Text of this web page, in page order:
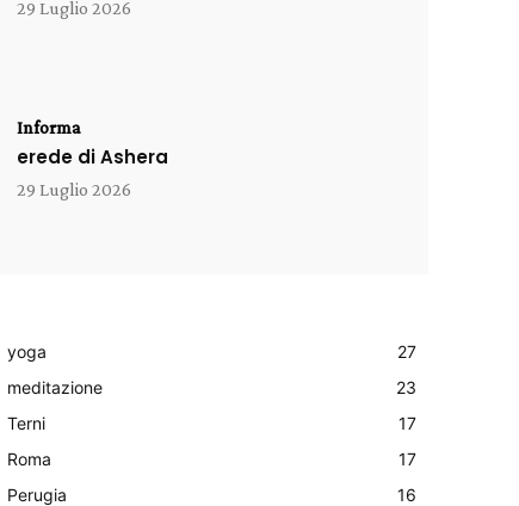
29 Luglio 2026
Informa
erede di Ashera
29 Luglio 2026
yoga
27
meditazione
23
Terni
17
Roma
17
Perugia
16